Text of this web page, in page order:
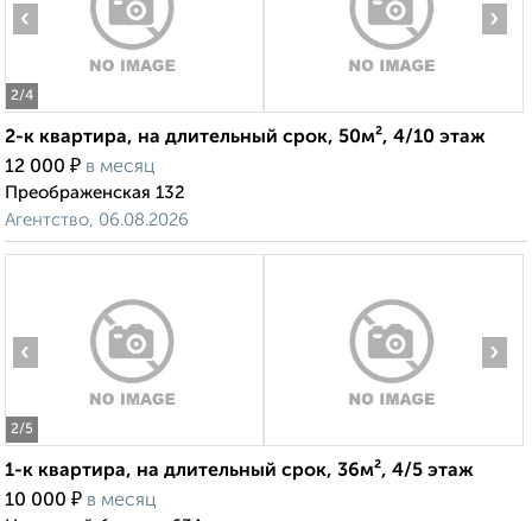
2/4
‹ ›
2-к квартира, на длительный срок, 50м², 4/10 этаж
12 000 ₽ в месяц
Преображенская 132
Агентство, 06.08.2026
2/5
‹ ›
1-к квартира, на длительный срок, 36м², 4/5 этаж
10 000 ₽ в месяц